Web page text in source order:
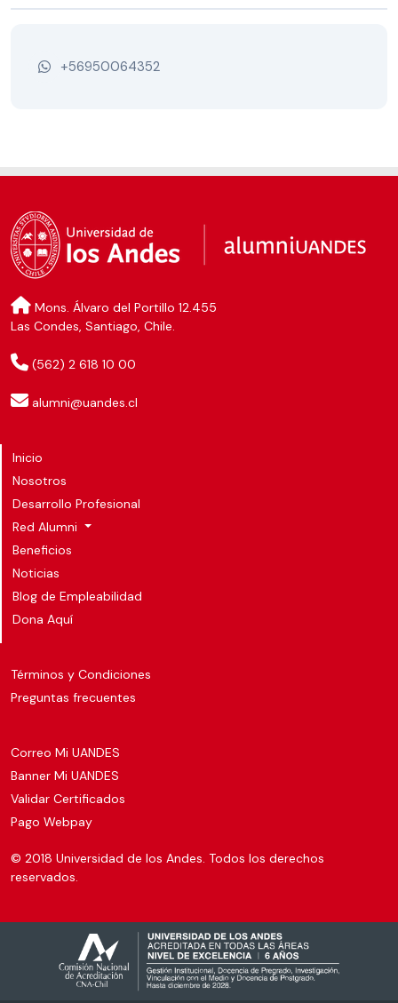
+56950064352
Mons. Álvaro del Portillo 12.455
Las Condes, Santiago, Chile.
(562) 2 618 10 00
alumni@uandes.cl
Inicio
Nosotros
Desarrollo Profesional
Red Alumni
Beneficios
Noticias
Blog de Empleabilidad
Dona Aquí
Términos y Condiciones
Preguntas frecuentes
Correo Mi UANDES
Banner Mi UANDES
Validar Certificados
Pago Webpay
© 2018 Universidad de los Andes. Todos los derechos
reservados.